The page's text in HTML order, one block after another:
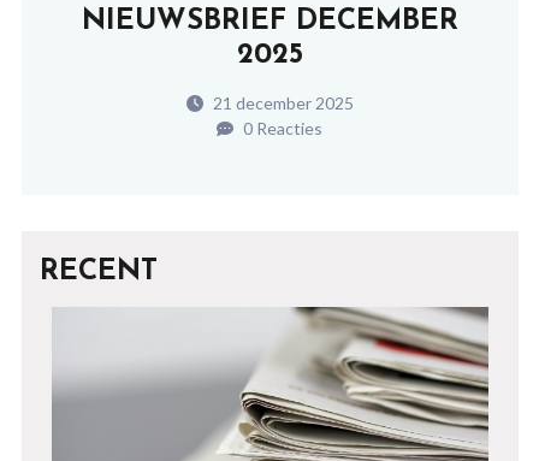
NIEUWSBRIEF DECEMBER
2025
21 december 2025
0 Reacties
RECENT